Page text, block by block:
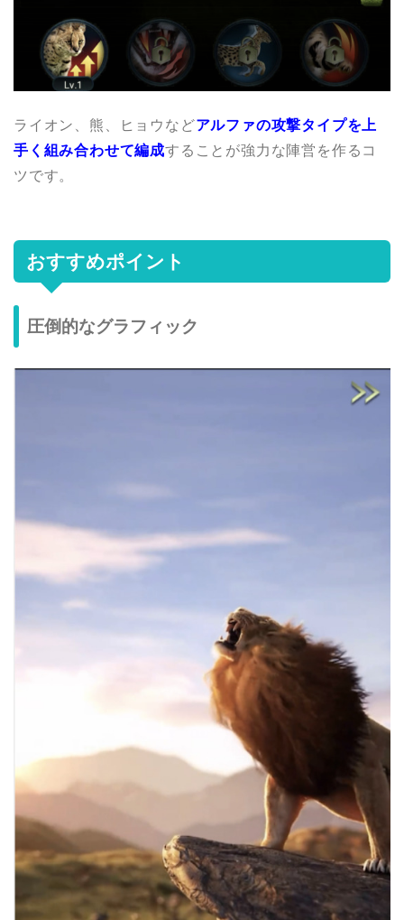
ライオン、熊、ヒョウなどアルファの攻撃タイプを上
手く組み合わせて編成することが強力な陣営を作るコ
ツです。
おすすめポイント
圧倒的なグラフィック